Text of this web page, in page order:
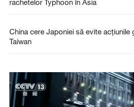
rachetelor Typhoon în Asia
China cere Japoniei să evite acţiunile
Taiwan